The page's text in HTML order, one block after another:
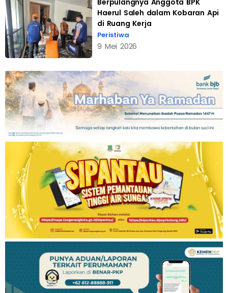
Haerul Saleh dalam Kobaran Api
di Ruang Kerja
Peristiwa
9 Mei 2026